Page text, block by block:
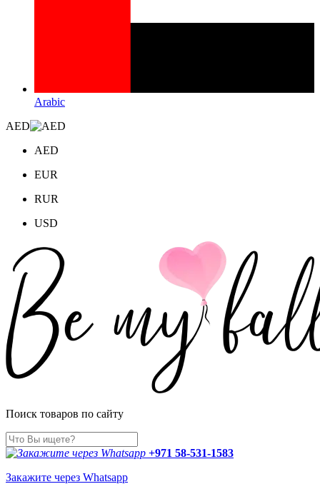
Arabic
AED
AED
EUR
RUR
USD
Поиск товаров по сайту
+971 58-531-1583
Закажите через Whatsapp